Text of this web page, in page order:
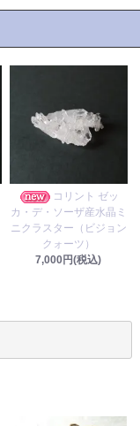
コリント ゼッ
カ・デ・ソーザ産水晶ミ
ニクラスター（ビジョン
クォーツ）
7,000円(税込)